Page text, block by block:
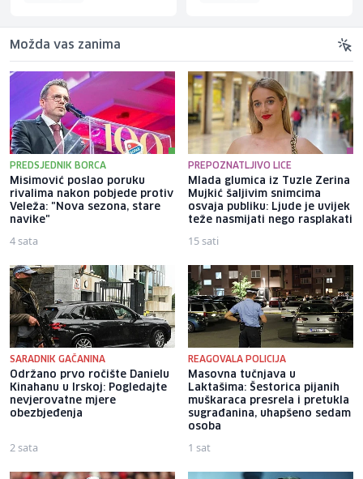
Možda vas zanima
PREDSJEDNIK BORCA
Misimović poslao poruku
rivalima nakon pobjede protiv
Veleža: "Nova sezona, stare
navike"
4 sata
PREPOZNATLJIVO LICE
Mlada glumica iz Tuzle Zerina
Mujkić šaljivim snimcima
osvaja publiku: Ljude je uvijek
teže nasmijati nego rasplakati
15 sati
SARADNIK GAČANINA
Održano prvo ročište Danielu
Kinahanu u Irskoj: Pogledajte
nevjerovatne mjere
obezbjeđenja
2 sata
REAGOVALA POLICIJA
Masovna tučnjava u
Laktašima: Šestorica pijanih
muškaraca presrela i pretukla
sugrađanina, uhapšeno sedam
osoba
1 sat